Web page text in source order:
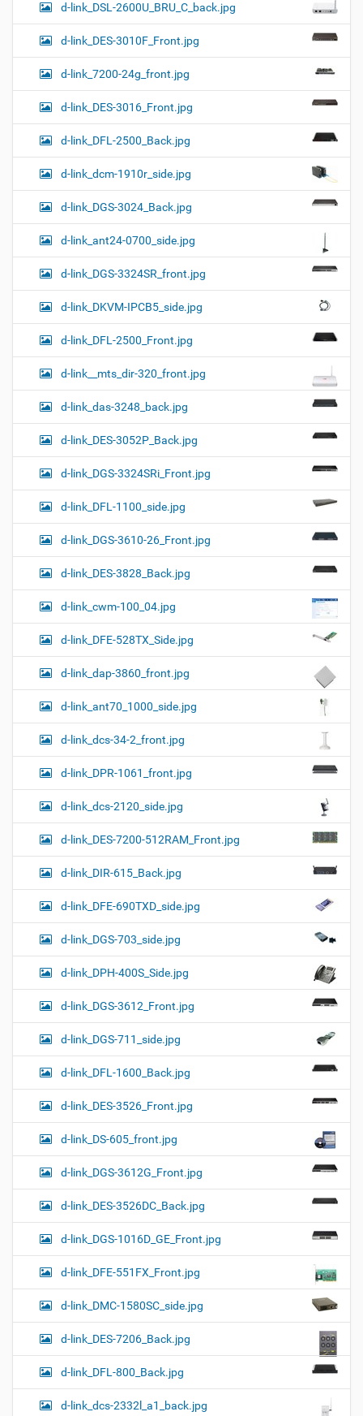
d-link_DSL-2600U_BRU_C_back.jpg
d-link_DES-3010F_Front.jpg
d-link_7200-24g_front.jpg
d-link_DES-3016_Front.jpg
d-link_DFL-2500_Back.jpg
d-link_dcm-1910r_side.jpg
d-link_DGS-3024_Back.jpg
d-link_ant24-0700_side.jpg
d-link_DGS-3324SR_front.jpg
d-link_DKVM-IPCB5_side.jpg
d-link_DFL-2500_Front.jpg
d-link__mts_dir-320_front.jpg
d-link_das-3248_back.jpg
d-link_DES-3052P_Back.jpg
d-link_DGS-3324SRi_Front.jpg
d-link_DFL-1100_side.jpg
d-link_DGS-3610-26_Front.jpg
d-link_DES-3828_Back.jpg
d-link_cwm-100_04.jpg
d-link_DFE-528TX_Side.jpg
d-link_dap-3860_front.jpg
d-link_ant70_1000_side.jpg
d-link_dcs-34-2_front.jpg
d-link_DPR-1061_front.jpg
d-link_dcs-2120_side.jpg
d-link_DES-7200-512RAM_Front.jpg
d-link_DIR-615_Back.jpg
d-link_DFE-690TXD_side.jpg
d-link_DGS-703_side.jpg
d-link_DPH-400S_Side.jpg
d-link_DGS-3612_Front.jpg
d-link_DGS-711_side.jpg
d-link_DFL-1600_Back.jpg
d-link_DES-3526_Front.jpg
d-link_DS-605_front.jpg
d-link_DGS-3612G_Front.jpg
d-link_DES-3526DC_Back.jpg
d-link_DGS-1016D_GE_Front.jpg
d-link_DFE-551FX_Front.jpg
d-link_DMC-1580SC_side.jpg
d-link_DES-7206_Back.jpg
d-link_DFL-800_Back.jpg
d-link_dcs-2332l_a1_back.jpg